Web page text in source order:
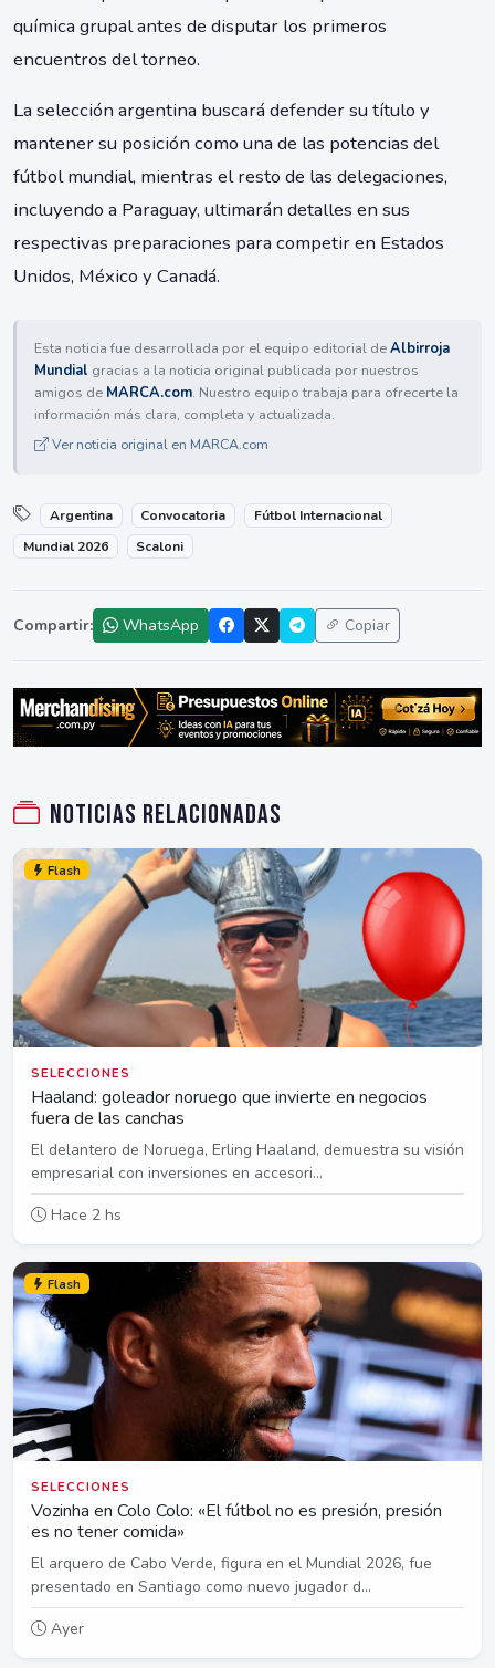
química grupal antes de disputar los primeros
encuentros del torneo.
La selección argentina buscará defender su título y
mantener su posición como una de las potencias del
fútbol mundial, mientras el resto de las delegaciones,
incluyendo a Paraguay, ultimarán detalles en sus
respectivas preparaciones para competir en Estados
Unidos, México y Canadá.
Esta noticia fue desarrollada por el equipo editorial deAlbirroja
Mundial gracias a la noticia original publicada por nuestros
amigos de MARCA.com. Nuestro equipo trabaja para ofrecerte la
información más clara, completa y actualizada.
Ver noticia original en MARCA.com
Argentina Convocatoria
Fútbol Internacional
Mundial 2026
Scaloni
Compartir: WhatsApp Copiar
Noticias relacionadas
Flash
SELECCIONES
Haaland: goleador noruego que invierte en negocios
fuera de las canchas
El delantero de Noruega, Erling Haaland, demuestra su visión
empresarial con inversiones en accesori...
Hace 2 hs
Flash
SELECCIONES
Vozinha en Colo Colo: «El fútbol no es presión, presión
es no tener comida»
El arquero de Cabo Verde, figura en el Mundial 2026, fue
presentado en Santiago como nuevo jugador d...
Ayer